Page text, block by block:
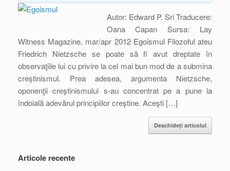
Autor: Edward P. Sri Traducere:
Oana Capan Sursa: Lay
Witness Magazine, mar/apr 2012 Egoismul Filozoful ateu
Friedrich Nietzsche se poate să fi avut dreptate în
observaţiile lui cu privire la cel mai bun mod de a submina
creştinismul. Prea adesea, argumenta Nietzsche,
oponenţii creştinismului s-au concentrat pe a pune la
îndoială adevărul principiilor creştine. Aceşti […]
Deschideți articolul
Articole recente